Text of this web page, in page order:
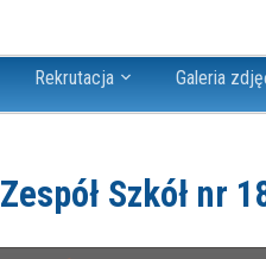
Rekrutacja Galeria
Zespół Szkół nr